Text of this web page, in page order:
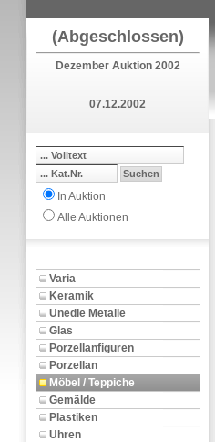
(Abgeschlossen)
Dezember Auktion 2002
07.12.2002
In Auktion
Alle Auktionen
Varia
Keramik
Unedle Metalle
Glas
Porzellanfiguren
Porzellan
Möbel / Teppiche
Gemälde
Plastiken
Uhren